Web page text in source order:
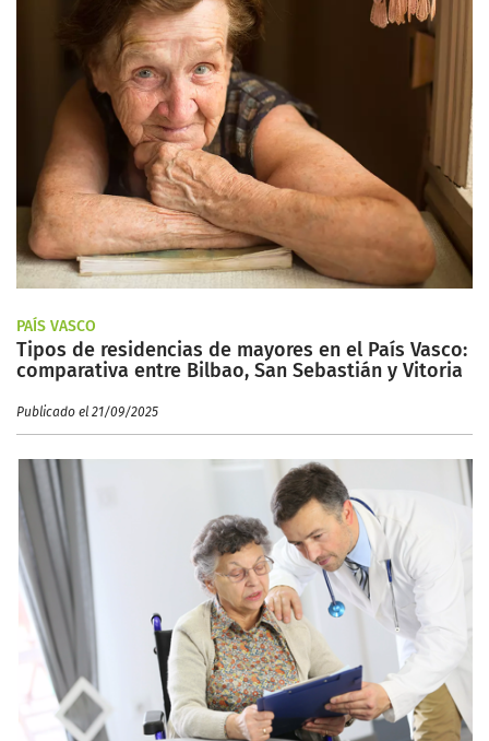
PAÍS VASCO
Tipos de residencias de mayores en el País Vasco:
comparativa entre Bilbao, San Sebastián y Vitoria
Publicado el 21/09/2025